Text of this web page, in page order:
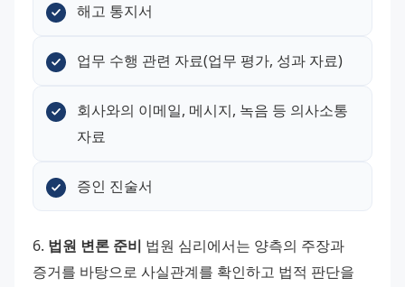
해고 통지서
업무 수행 관련 자료(업무 평가, 성과 자료)
회사와의 이메일, 메시지, 녹음 등 의사소통
자료
증인 진술서
6. 법원 변론 준비 법원 심리에서는 양측의 주장과
증거를 바탕으로 사실관계를 확인하고 법적 판단을